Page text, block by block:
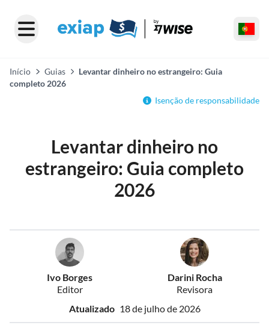
Início Guias
Levantar dinheiro no estrangeiro: Guia
completo 2026
Isenção de responsabilidade
Levantar dinheiro no
estrangeiro: Guia completo
2026
Ivo Borges
Editor
Darini Rocha
Revisora
Atualizado 18 de julho de 2026